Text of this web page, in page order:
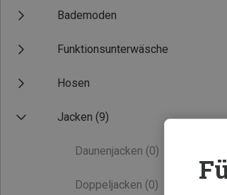
Bademoden
Funktionsunterwäsche
Hosen
Jacken (9)
Daunenjacken (0)
Doppeljacken (0)